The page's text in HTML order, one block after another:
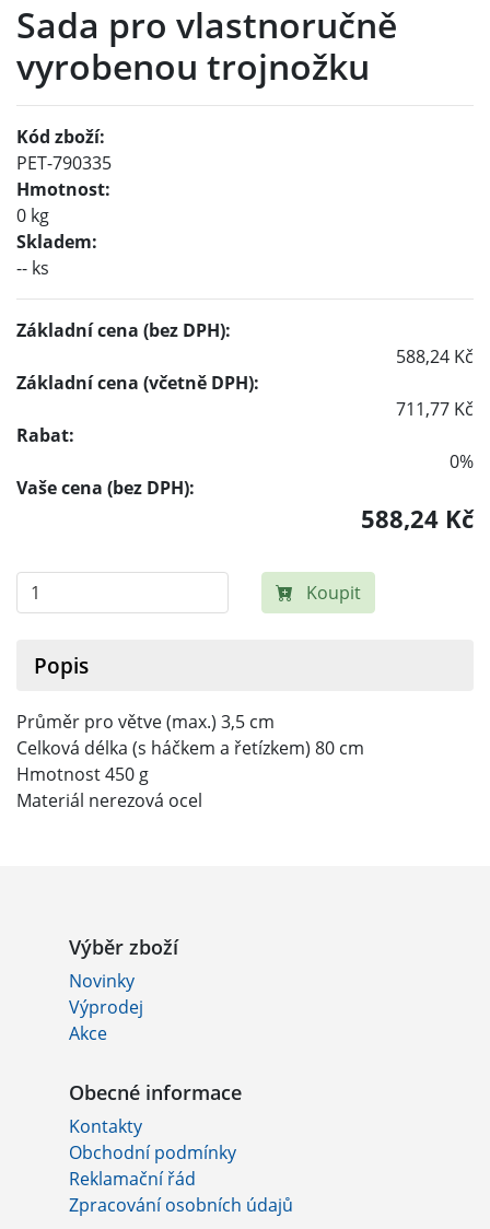
Sada pro vlastnoručně
vyrobenou trojnožku
Kód zboží:
PET-790335
Hmotnost:
0 kg
Skladem:
-- ks
Základní cena (bez DPH):
588,24 Kč
Základní cena (včetně DPH):
711,77 Kč
Rabat:
0%
Vaše cena (bez DPH):
588,24 Kč
Koupit
Popis
Průměr pro větve (max.) 3,5 cm
Celková délka (s háčkem a řetízkem) 80 cm
Hmotnost 450 g
Materiál nerezová ocel
Výběr zboží
Novinky
Výprodej
Akce
Obecné informace
Kontakty
Obchodní podmínky
Reklamační řád
Zpracování osobních údajů